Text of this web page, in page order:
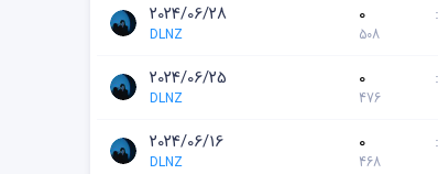
0
508
2024/06/28
DLNZ
0
476
2024/06/25
DLNZ
0
468
2024/06/16
DLNZ